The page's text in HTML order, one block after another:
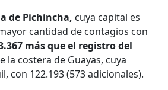
de Pichincha, cuya capital es
cantidad de contagios con
más que el registro del
la costera de Guayas, cuya
con 122.193 (573 adicionales).